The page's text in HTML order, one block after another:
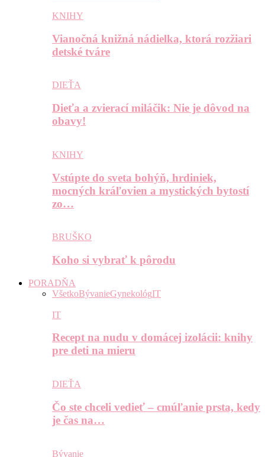
KNIHY
Vianočná knižná nádielka, ktorá rozžiari
detské tváre
DIEŤA
Dieťa a zvierací miláčik: Nie je dôvod na
obavy!
KNIHY
Vstúpte do sveta bohýň, hrdiniek,
mocných kráľovien a mystických bytostí
zo…
BRUŠKO
Koho si vybrať k pôrodu
PORADŇA
VšetkoBývanieGynekológIT
IT
Recept na nudu v domácej izolácii: knihy
pre deti na mieru
DIEŤA
Čo ste chceli vedieť – cmúľanie prsta, kedy
je čas na…
Bývanie